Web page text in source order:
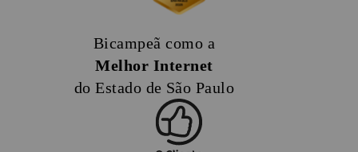
Bicampeã como a
Melhor Internet
do Estado de São Paulo